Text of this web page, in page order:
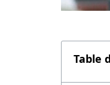
Table